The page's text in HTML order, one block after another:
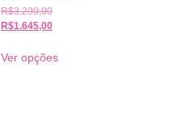
R$3.290,00
R$1.645,00
Ver opções